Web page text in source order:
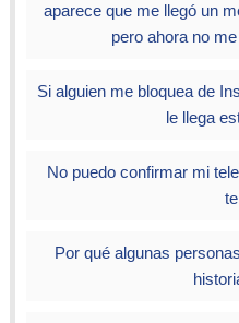
aparece que me llegó un
pero ahora no
Si alguien me bloquea de
le llega
No puedo confirmar mi
Por qué algunas